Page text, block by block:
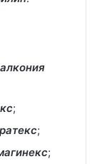
;
;
;